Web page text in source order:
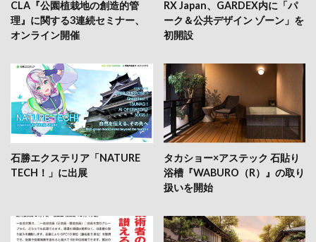
CLA『公園植栽地の創造的管
理』に関する3連続セミナー、
オンライン開催
RX Japan、GARDEX内に「パ
ーク＆公共デザイン ゾーン」を
初開設
石勝エクステリア「NATURE
TECH！」に出展
タカショー×アステック 石貼り
浴槽『WABURO（R）』の取り
扱いを開始